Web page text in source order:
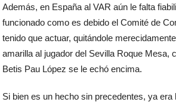
Además, en España al VAR aún le falta
funcionado como es debido el Comité de
tenido que actuar, quitándole
amarilla al jugador del Sevilla Roque Mesa,
Betis Pau López se le echó encima.
Si bien es un hecho sin precedentes, ya